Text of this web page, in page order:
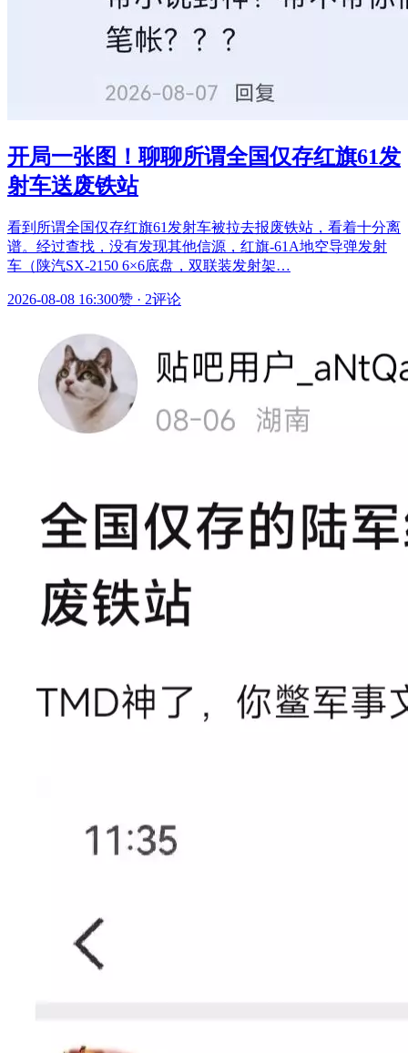
开局一张图！聊聊所谓全国仅存红旗61发
射车送废铁站
看到所谓全国仅存红旗61发射车被拉去报废铁站，看着十分离
谱。经过查找，没有发现其他信源，红旗‑61A地空导弹发射
车（陕汽SX‑2150 6×6底盘，双联装发射架…
2026-08-08 16:300赞 · 2评论